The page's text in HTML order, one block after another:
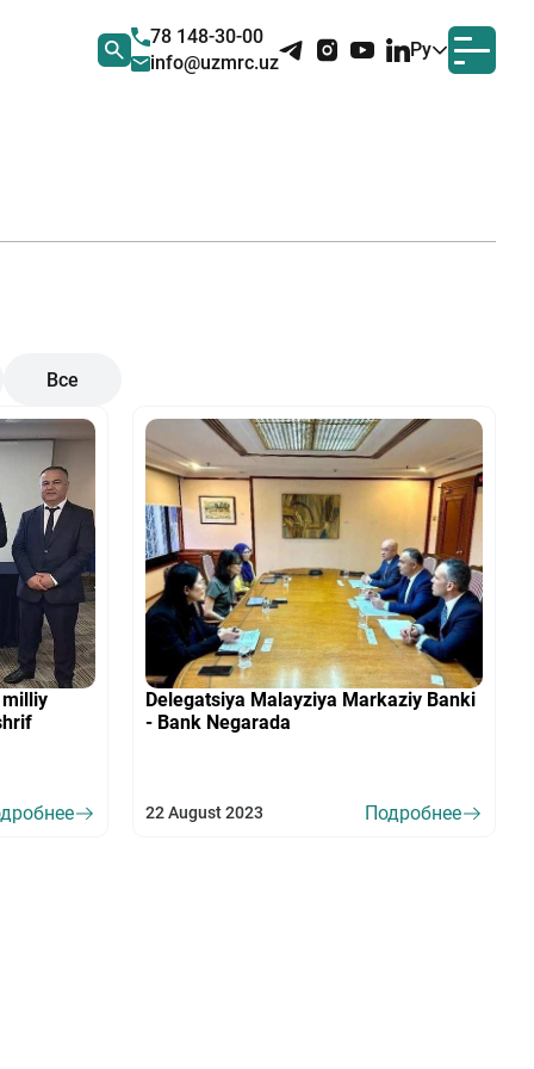
78 148-30-00
info@uzmrc.uz
Ру
Все
milliy
Delegatsiya Malayziya Markaziy Banki
- Bank Negarada
22 August 2023 Подробнее